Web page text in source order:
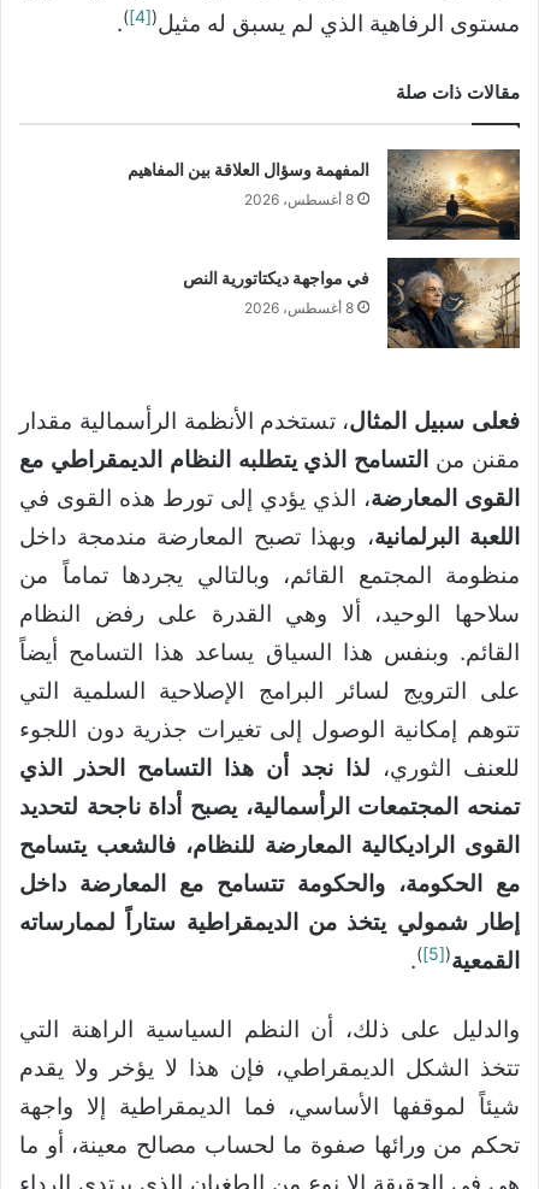
مستوى الرفاهية الذي لم يسبق له مثيل(
[4]
)
.
مقالات ذات صلة
المفهمة وسؤال العلاقة بين المفاهيم
8 أغسطس، 2026
في مواجهة ديكتاتورية النص
8 أغسطس، 2026
فعلى سبيل المثال، تستخدم الأنظمة الرأسمالية مقدار
مقنن من التسامح الذي يتطلبه النظام الديمقراطي مع
القوى المعارضة، الذي يؤدي إلى تورط هذه القوى في
اللعبة البرلمانية، وبهذا تصبح المعارضة مندمجة داخل
منظومة المجتمع القائم، وبالتالي يجردها تماماً من
سلاحها الوحيد، ألا وهي القدرة على رفض النظام
القائم. وبنفس هذا السياق يساعد هذا التسامح أيضاً
على الترويج لسائر البرامج الإصلاحية السلمية التي
تتوهم إمكانية الوصول إلى تغيرات جذرية دون اللجوء
للعنف الثوري، لذا نجد أن هذا التسامح الحذر الذي
تمنحه المجتمعات الرأسمالية، يصبح أداة ناجحة لتحديد
القوى الراديكالية المعارضة للنظام، فالشعب يتسامح
مع الحكومة، والحكومة تتسامح مع المعارضة داخل
إطار شمولي يتخذ من الديمقراطية ستاراً لممارساته
القمعية(
[5]
)
.
والدليل على ذلك، أن النظم السياسية الراهنة التي
تتخذ الشكل الديمقراطي، فإن هذا لا يؤخر ولا يقدم
شيئاً لموقفها الأساسي، فما الديمقراطية إلا واجهة
تحكم من ورائها صفوة ما لحساب مصالح معينة، أو ما
هي في الحقيقة إلا نوع من الطغيان الذي يرتدي الرداء